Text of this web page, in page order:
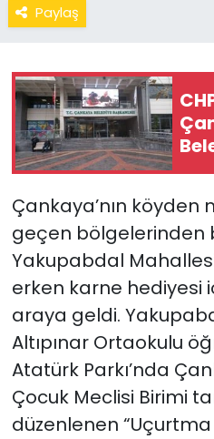
Paylaş
Çankaya’nın
geçen bölgelerinden
Yakupabdal
erken karne hediyesi
araya geldi.
Altıpınar Ortaokulu
Atatürk Parkı’nda
Çocuk Meclisi Birimi
düzenlenen